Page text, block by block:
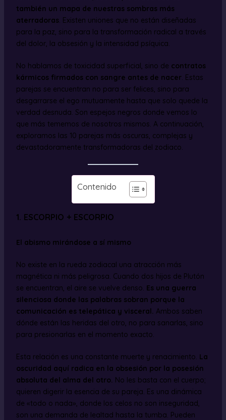
también un mapa de nuestras sombras más
aterradoras. Existen uniones que no están diseñadas
para la paz, sino para la transformación radical a través
del dolor, la obsesión y la intensidad psíquica.
No hablamos de toxicidad superficial, sino de contratos
kármicos firmados con sangre antes de nacer. Estas
parejas se encuentran no para ser felices, sino para
desgarrarse el ego mutuamente hasta que solo quede la
verdad desnuda. Son espejos negros donde vemos lo
que más tememos de nosotros mismos. A continuación,
exploramos las 10 parejas más oscuras, complejas y
devastadoramente transformadoras del zodiaco.
Contenido
1. ESCORPIO + ESCORPIO
El abismo mirándose a sí mismo
No existe en la rueda zodiacal una atracción más
magnética ni más peligrosa. Cuando dos hijos de Plutón
se encuentran, el aire se vuelve denso. Es una guerra
silenciosa donde las palabras sobran porque la
comunicación es telepática y visceral. Ambos saben
dónde están las heridas del otro, no para sanarlas, sino
para presionarlas en el momento exacto.
Esta relación es una constante muerte y renacimiento. La
oscuridad aquí radica en la obsesión por la posesión
absoluta del alma del otro. No les basta con el cuerpo;
quieren digerir la esencia de su pareja. Es una dinámica
de «todo o nada», donde los celos no son inseguridad,
son una demanda de lealtad hasta la tumba. Pueden